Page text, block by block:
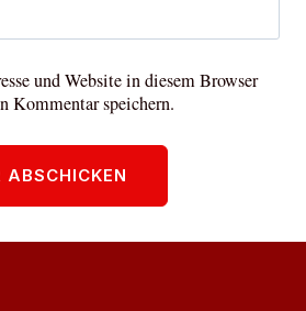
und Website in diesem Browser
Kommentar speichern.